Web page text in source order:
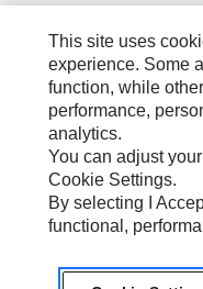
Caterpillar.com
Caterpillar Contato E
Minhas Preferências De
Mapa Do Local
Cookie Settings
Legal
Privacidade
This site uses
experience. Some
function, while
performance,
analytics.
You can adjust
Cookie Settings.
By selecting I
functional,